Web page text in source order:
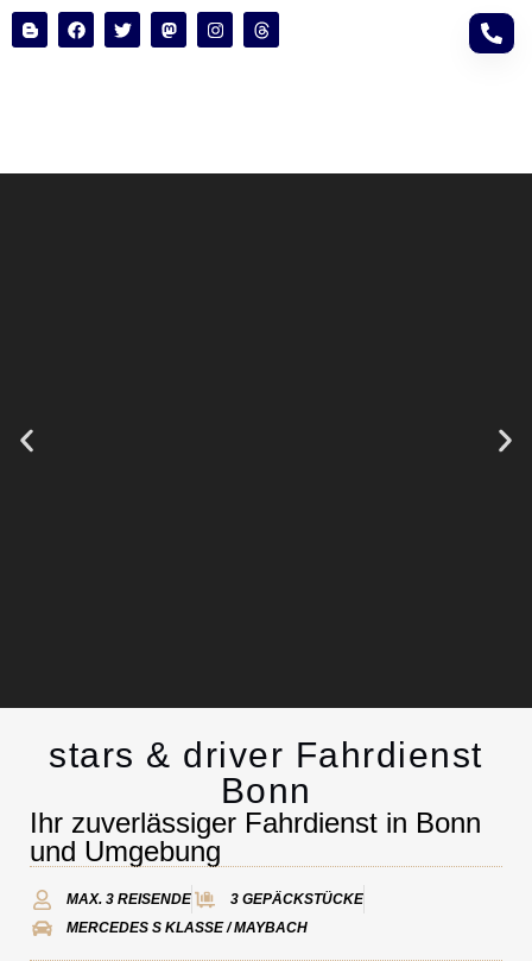
Chauffeurservice
Kontakt
stars & driver Fahrdienst
Bonn
Ihr zuverlässiger Fahrdienst in Bonn
und Umgebung
MAX. 3 REISENDE
3 GEPÄCKSTÜCKE
MERCEDES S KLASSE / MAYBACH